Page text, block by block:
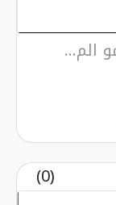
الم...
(0)